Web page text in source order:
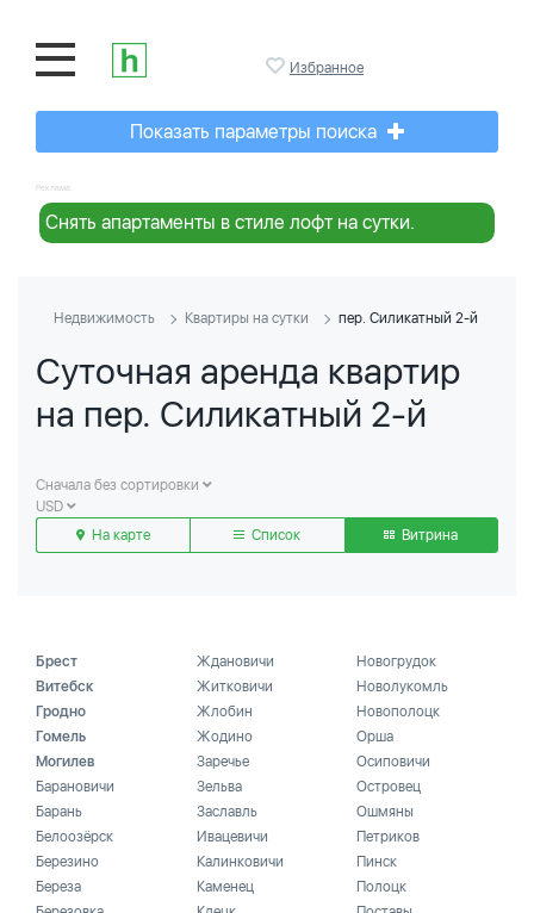
Избранное
Показать параметры поиска
Реклама:
Снять апартаменты в стиле лофт на сутки.
Недвижимость Квартиры на сутки пер. Силикатный 2-й
Суточная аренда квартир
на пер. Силикатный 2-й
Сначала без сортировки
USD
На карте
Список Витрина
Брест
Витебск
Гродно
Гомель
Могилев
Барановичи
Барань
Белоозёрск
Березино
Береза
Ждановичи
Житковичи
Жлобин
Жодино
Заречье
Зельва
Заславль
Ивацевичи
Калинковичи
Каменец
Новогрудок
Новолукомль
Новополоцк
Орша
Осиповичи
Островец
Ошмяны
Петриков
Пинск
Полоцк